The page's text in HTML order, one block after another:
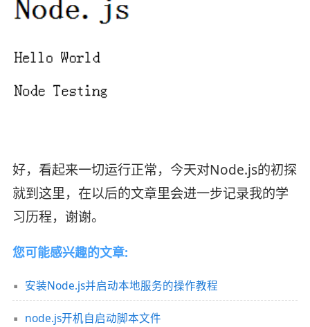
好，看起来一切运行正常，今天对Node.js的初探
就到这里，在以后的文章里会进一步记录我的学
习历程，谢谢。
您可能感兴趣的文章:
安装Node.js并启动本地服务的操作教程
node.js开机自启动脚本文件